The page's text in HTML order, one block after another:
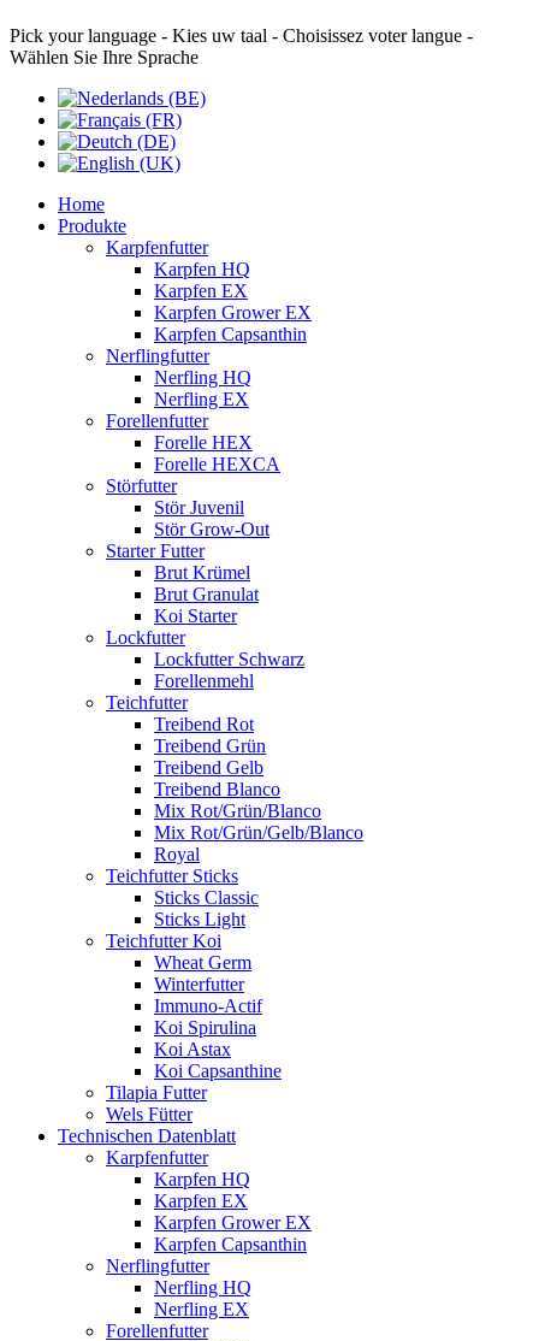
Pick your language - Kies uw taal - Choisissez voter langue -
Wählen Sie Ihre Sprache
Home
Produkte
Karpfenfutter
Karpfen HQ
Karpfen EX
Karpfen Grower EX
Karpfen Capsanthin
Nerflingfutter
Nerfling HQ
Nerfling EX
Forellenfutter
Forelle HEX
Forelle HEXCA
Störfutter
Stör Juvenil
Stör Grow-Out
Starter Futter
Brut Krümel
Brut Granulat
Koi Starter
Lockfutter
Lockfutter Schwarz
Forellenmehl
Teichfutter
Treibend Rot
Treibend Grün
Treibend Gelb
Treibend Blanco
Mix Rot/Grün/Blanco
Mix Rot/Grün/Gelb/Blanco
Royal
Teichfutter Sticks
Sticks Classic
Sticks Light
Teichfutter Koi
Wheat Germ
Winterfutter
Immuno-Actif
Koi Spirulina
Koi Astax
Koi Capsanthine
Tilapia Futter
Wels Fütter
Technischen Datenblatt
Karpfenfutter
Karpfen HQ
Karpfen EX
Karpfen Grower EX
Karpfen Capsanthin
Nerflingfutter
Nerfling HQ
Nerfling EX
Forellenfutter